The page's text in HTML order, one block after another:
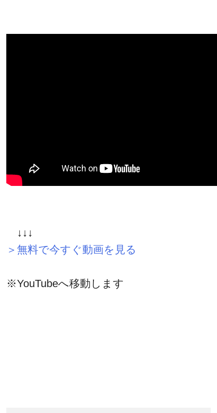
↓↓↓
＞無料で今すぐ動画を見る
※YouTubeへ移動します